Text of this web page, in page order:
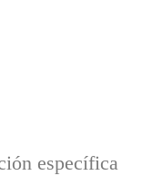
específica